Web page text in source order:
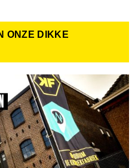
ONZE DIKKE